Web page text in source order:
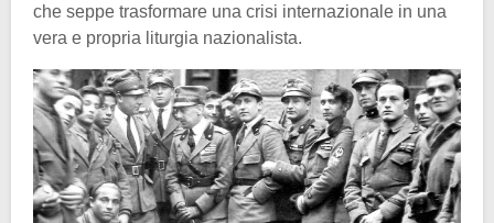
che seppe trasformare una crisi internazionale in una
vera e propria liturgia nazionalista.